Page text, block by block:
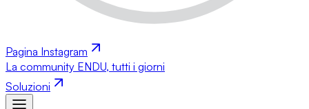
Pagina Instagram
La community ENDU, tutti i giorni
Soluzioni